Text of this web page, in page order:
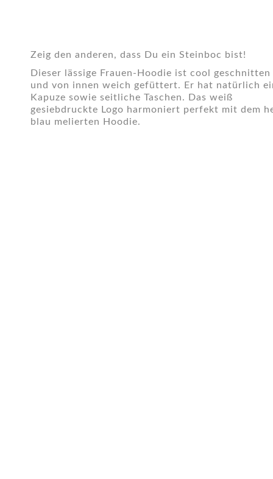
Zeig den anderen, dass Du ein Steinboc bist!
Dieser lässige Frauen-Hoodie ist cool geschnitten
und von innen weich gefüttert. Er hat natürlich
Kapuze sowie seitliche Taschen. Das weiß
gesiebdruckte Logo harmoniert perfekt mit dem
blau melierten Hoodie.